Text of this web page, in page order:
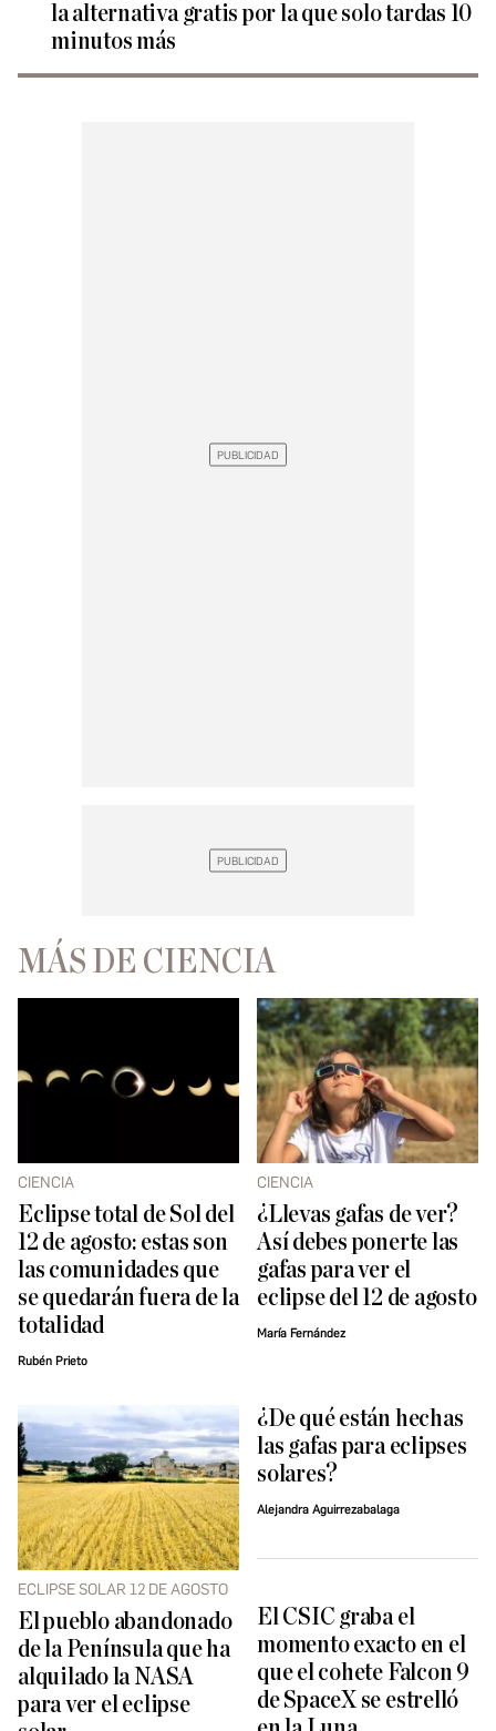
la alternativa gratis por la que solo tardas 10
minutos más
MÁS DE CIENCIA
CIENCIA
Eclipse total de Sol del
12 de agosto: estas son
las comunidades que
se quedarán fuera de la
totalidad
Rubén Prieto
CIENCIA
¿Llevas gafas de ver?
Así debes ponerte las
gafas para ver el
eclipse del 12 de agosto
María Fernández
ECLIPSE SOLAR 12 DE AGOSTO
El pueblo abandonado
de la Península que ha
alquilado la NASA
para ver el eclipse
¿De qué están hechas
las gafas para eclipses
solares?
Alejandra Aguirrezabalaga
El CSIC graba el
momento exacto en el
que el cohete Falcon 9
de SpaceX se estrelló